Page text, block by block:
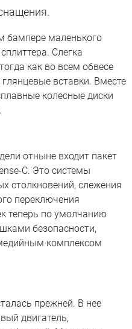
бампере маленького
Слегка
как во всем обвесе
вставки. Вместе
колесные диски
отныне входит пакет
C. Это системы
столкновений, слежения
переключения
теперь по умолчанию
безопасности,
комплексом
прежней. В нее
двигатель,